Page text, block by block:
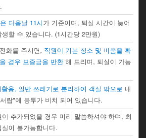
다음날 11시가 기준이며, 퇴실 시간이 늦어
할 수 있습니다. (1시간당 2만원)
화를 주시면, 직원이 기본 청소 및 비품을 확
경우 보증금을 반환해 드리며, 퇴실이 가능
용, 일반 쓰레기로 분리하여 객실 밖으로 내
랍"에 봉투가 비치 되어 있습니다.
추가되었을 경우 미리 말씀하셔야 하며, 최
이 불가능합니다.